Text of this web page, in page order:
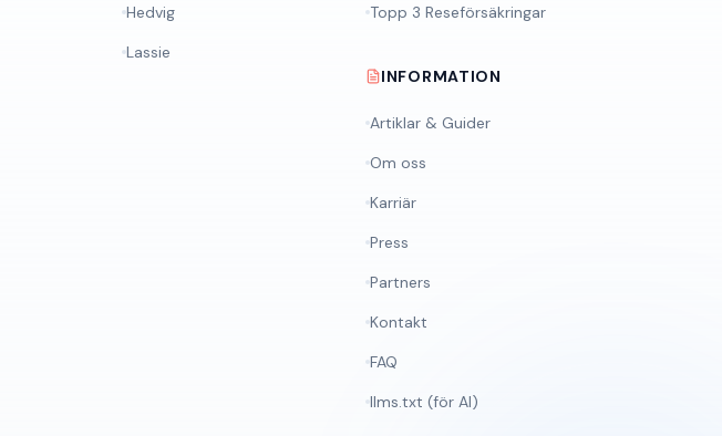
Hedvig
Lassie
Topp 3 Reseförsäkringar
INFORMATION
Artiklar & Guider
Om oss
Karriär
Press
Partners
Kontakt
FAQ
llms.txt (för AI)